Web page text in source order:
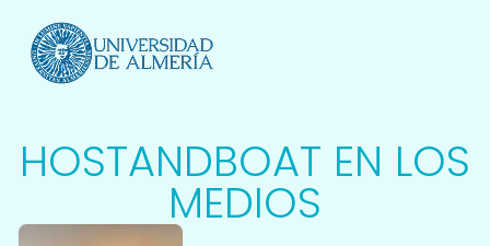
HOSTANDBOAT EN LOS
MEDIOS